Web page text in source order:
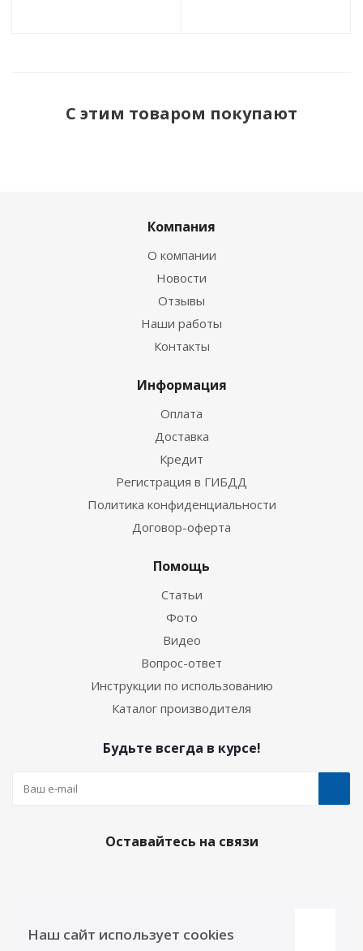
С этим товаром покупают
Компания
О компании
Новости
Отзывы
Наши работы
Контакты
Информация
Оплата
Доставка
Кредит
Регистрация в ГИБДД
Политика конфиденциальности
Договор-оферта
Помощь
Статьи
Фото
Видео
Вопрос-ответ
Инструкции по использованию
Каталог производителя
Будьте всегда в курсе!
Оставайтесь на связи
Наш сайт использует cookies